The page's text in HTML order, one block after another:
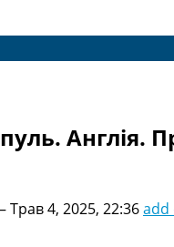
України
Англія.
Трав 4, 2025, 22:36add